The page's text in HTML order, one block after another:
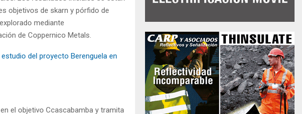
objetivos de skarn y pórfido de
mediante
de Coppernico Metals.
del proyecto Berenguela en
el objetivo Ccascabamba y tramita